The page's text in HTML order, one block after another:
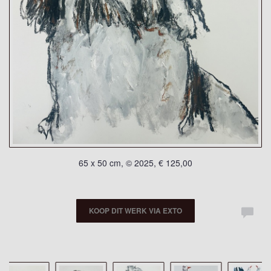
65 x 50 cm, © 2025, € 125,00
KOOP DIT WERK VIA EXTO